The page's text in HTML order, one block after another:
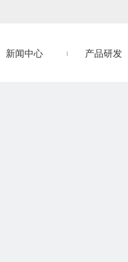
新闻中心 产品研发